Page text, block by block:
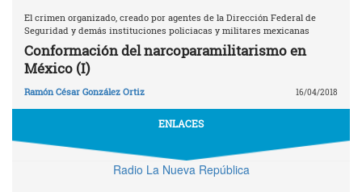
El crimen organizado, creado por agentes de la Dirección Federal de
Seguridad y demás instituciones policiacas y militares mexicanas
Conformación del narcoparamilitarismo en
México (I)
Ramón César González Ortiz 16/04/2018
ENLACES
Radio La Nueva República